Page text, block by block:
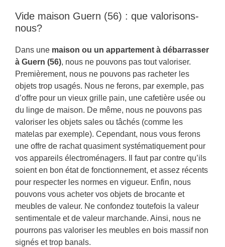
Vide maison Guern (56) : que valorisons-
nous?
Dans une maison ou un appartement à débarrasser
à Guern (56), nous ne pouvons pas tout valoriser.
Premièrement, nous ne pouvons pas racheter les
objets trop usagés. Nous ne ferons, par exemple, pas
d’offre pour un vieux grille pain, une cafetière usée ou
du linge de maison. De même, nous ne pouvons pas
valoriser les objets sales ou tâchés (comme les
matelas par exemple). Cependant, nous vous ferons
une offre de rachat quasiment systématiquement pour
vos appareils électroménagers. Il faut par contre qu’ils
soient en bon état de fonctionnement, et assez récents
pour respecter les normes en vigueur. Enfin, nous
pouvons vous acheter vos objets de brocante et
meubles de valeur. Ne confondez toutefois la valeur
sentimentale et de valeur marchande. Ainsi, nous ne
pourrons pas valoriser les meubles en bois massif non
signés et trop banals.